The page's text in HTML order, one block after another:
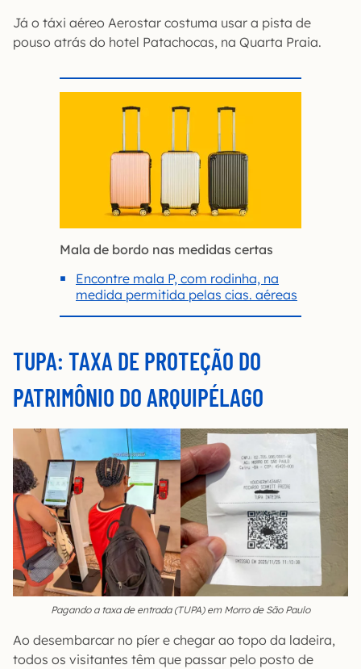
Já o táxi aéreo Aerostar costuma usar a pista de
pouso atrás do hotel Patachocas, na Quarta Praia.
Mala de bordo nas medidas certas
Encontre mala P, com rodinha, na
medida permitida pelas cias. aéreas
TUPA: TAXA DE PROTEÇÃO DO
PATRIMÔNIO DO ARQUIPÉLAGO
Pagando a taxa de entrada (TUPA) em Morro de São Paulo
Ao desembarcar no píer e chegar ao topo da ladeira,
todos os visitantes têm que passar pelo posto de